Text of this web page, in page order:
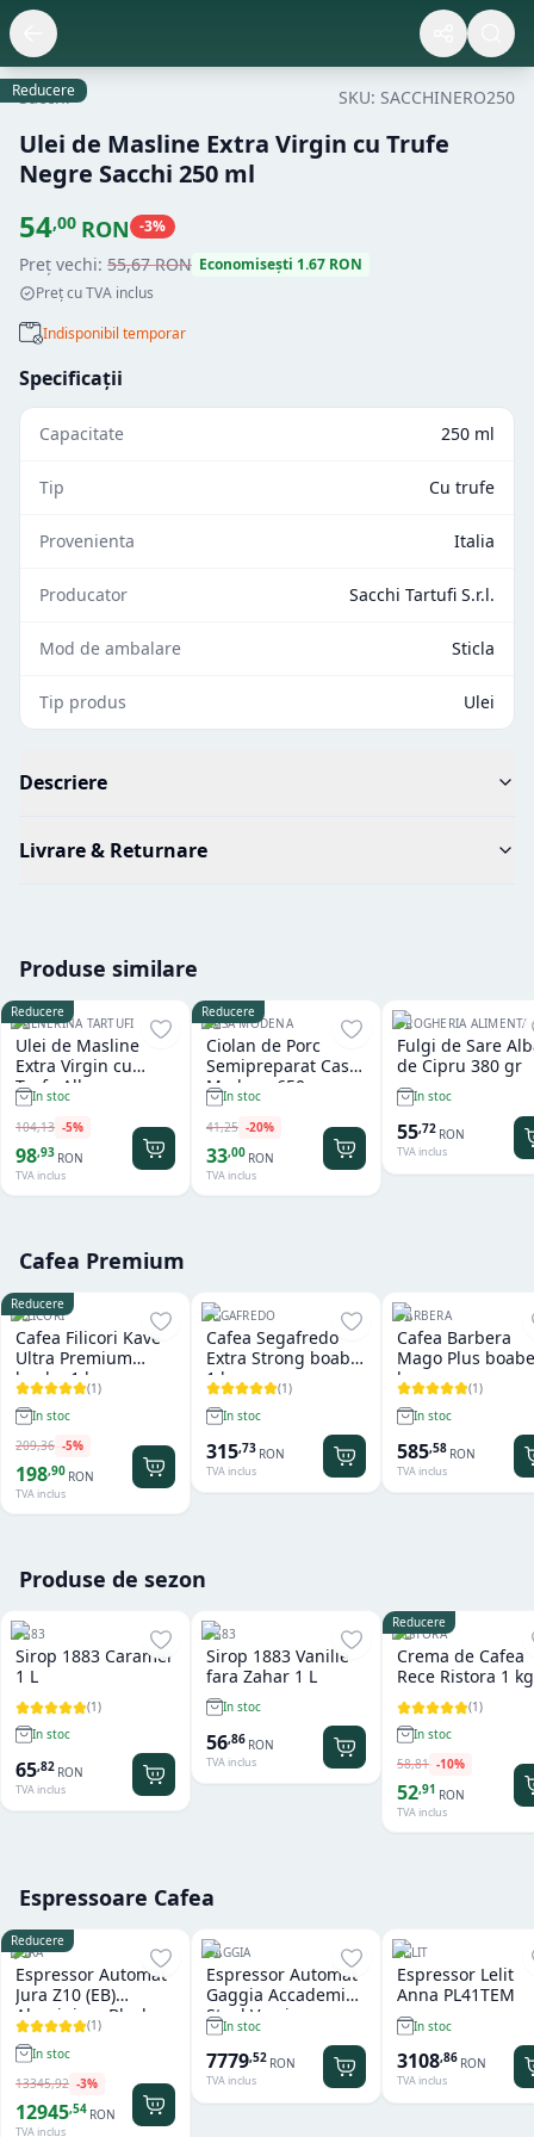
Reducere
Sacchi SKU: SACCHINERO250
Ulei de Masline Extra Virgin cu Trufe
Negre Sacchi 250 ml
54,00 RON -3%
Preț vechi: 55,67RON Economisești 1.67 RON
Preț cu TVA inclus
Indisponibil temporar
Specificații
Capacitate 250 ml
Tip Cu trufe
Provenienta Italia
Producator Sacchi Tartufi S.r.l.
Mod de ambalare Sticla
Tip produs Ulei
Descriere
Livrare & Returnare
Produse similare
Reducere
VALNERINA TARTUFI
Ulei de Masline
Extra Virgin cu
Trufe Albe
Valnerina Tartufi
500 ml
In stoc
104,13 -5%
98,93 RON
TVA inclus
Reducere
CASA MODENA
Ciolan de Porc
Semipreparat Casa
Modena 650 gr
In stoc
41,25 -20%
33,00 RON
TVA inclus
DROGHERIA
Fulgi de Sare
de Cipru 380 gr
In stoc
55,72 RON
TVA inclus
Cafea Premium
Reducere
FILICORI
Cafea Filicori Kave
Ultra Premium
boabe 1 kg
(1)
In stoc
209,36 -5%
198,90 RON
TVA inclus
SEGAFREDO
Cafea Segafredo
Extra Strong boabe
1 kg
(1)
In stoc
315,73 RON
TVA inclus
BARBERA
Cafea Barbera
Mago Plus
kg
(1)
In stoc
585,58 RON
TVA inclus
Produse de sezon
1883
Sirop 1883 Caramel
1 L
(1)
In stoc
65,82 RON
TVA inclus
1883
Sirop 1883 Vanilie
fara Zahar 1 L
In stoc
56,86 RON
TVA inclus
Reducere
RISTORA
Crema de Cafea
Rece Ristora 1 kg
(1)
In stoc
58,81 -10%
52,91 RON
TVA inclus
Espressoare Cafea
Reducere
JURA
Espressor Automat
Jura Z10 (EB)
Aluminium Black
(1)
In stoc
13345,92 -3%
12945,54 RON
TVA inclus
GAGGIA
Espressor Automat
Gaggia Accademia
Steel Version
In stoc
7779,52 RON
TVA inclus
LELIT
Espressor Lelit
Anna PL41TEM
In stoc
3108,86 RON
TVA inclus